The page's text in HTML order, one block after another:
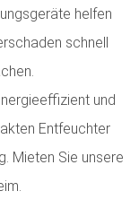
helfen
schnell
und
Entfeuchter
Mieten Sie unsere